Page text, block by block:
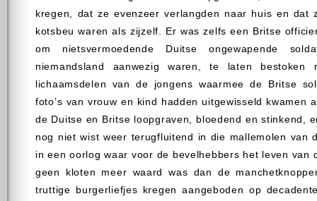
kregen, dat ze evenzeer verlangden naar huis en dat
kotsbeu waren als zijzelf. Er was zelfs een Britse
om nietsvermoedende Duitse ongewapende
niemandsland aanwezig waren, te laten bestoken
lichaamsdelen van de jongens waarmee de Britse
foto’s van vrouw en kind hadden uitgewisseld kwamen
de Duitse en Britse loopgraven, bloedend en stinkend,
nog niet wist weer terugfluitend in die mallemolen van
in een oorlog waar voor de bevelhebbers het leven van
geen kloten meer waard was dan de
truttige burgerliefjes kregen aangeboden op